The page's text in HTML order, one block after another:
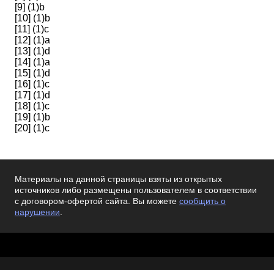
[9] (1)b
[10] (1)b
[11] (1)c
[12] (1)a
[13] (1)d
[14] (1)a
[15] (1)d
[16] (1)c
[17] (1)d
[18] (1)c
[19] (1)b
[20] (1)c
Материалы на данной страницы взяты из открытых
источников либо размещены пользователем в соответствии
с договором-офертой сайта. Вы можете сообщить о
нарушении.